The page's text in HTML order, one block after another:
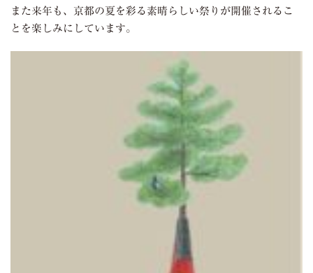
また来年も、京都の夏を彩る素晴らしい祭りが開催されるこ
とを楽しみにしています。